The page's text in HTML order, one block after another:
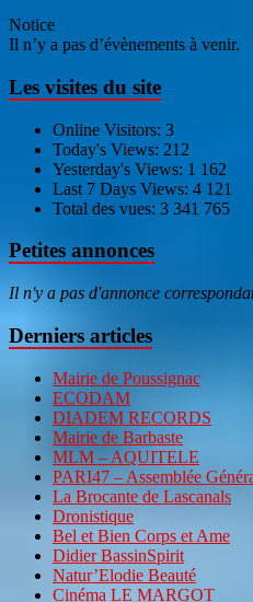
Notice
Il n’y a pas d’évènements à venir.
Les visites du site
Online Visitors: 3
Today's Views: 212
Yesterday's Views: 1 162
Last 7 Days Views: 4 121
Total des vues: 3 341 765
Petites annonces
Il n'y a pas d'annonce
Derniers articles
Mairie de Poussignac
ECODAM
DIADEM RECORDS
Mairie de Barbaste
MLM – AQUITELE
PARI47 – Assemblée
La Brocante de Lascanals
Dronistique
Bel et Bien Corps et Ame
Didier BassinSpirit
Natur’Elodie Beauté
Cinéma LE MARGOT